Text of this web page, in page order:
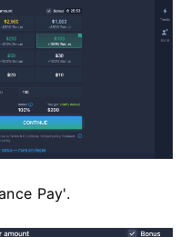
Pay'.